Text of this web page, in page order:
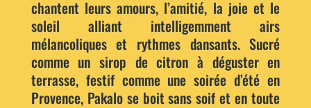
chantent leurs amours, l’amitié, la joie et le
soleil alliant intelligemment airs
mélancoliques et rythmes dansants. Sucré
comme un sirop de citron à déguster en
terrasse, festif comme une soirée d’été en
Provence, Pakalo se boit sans soif et en toute